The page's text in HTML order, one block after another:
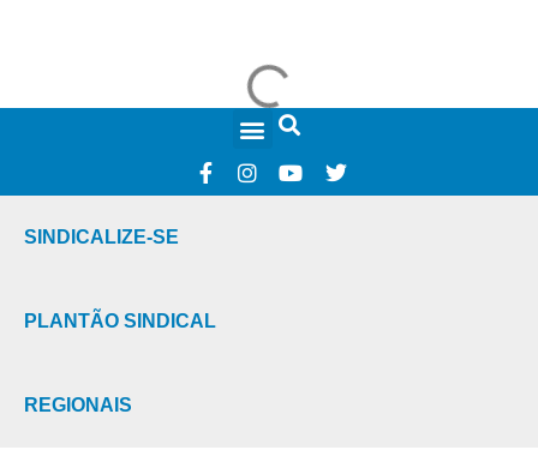
SINDICALIZE-SE
PLANTÃO SINDICAL
REGIONAIS